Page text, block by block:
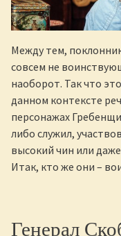
Между тем,
совсем не
наоборот. Так что
данном контексте
персонажах
либо служил,
высокий чин или
Итак, кто же они –
Генерал